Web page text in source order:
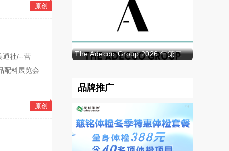
原创
通社/--营
配料展览会
原创
The Adecco Group 2026 年第二季度业绩
品牌推广